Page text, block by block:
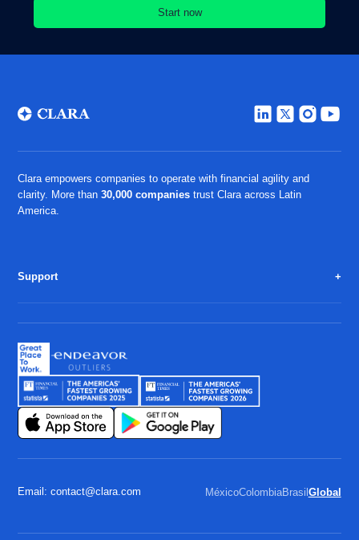
Clara empowers companies to operate with financial agility and
clarity. More than30,000 companiestrust Clara across Latin
America.
Support
Email: contact@clara.com MéxicoColombiaBrasil Global